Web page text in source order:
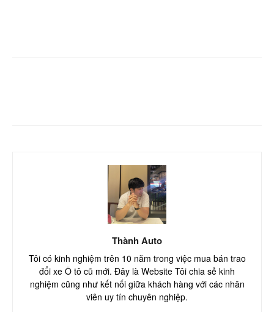
Thành Auto
Tôi có kinh nghiệm trên 10 năm trong việc mua bán trao
đổi xe Ô tô cũ mới. Đây là Website Tôi chia sẻ kinh
nghiệm cũng như kết nối giữa khách hàng với các nhân
viên uy tín chuyên nghiệp.